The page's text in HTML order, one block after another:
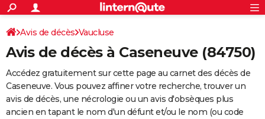
ACTUALITÉS
Politique
Société
Faits Divers
Education
Monde
Villes
+
SPORT
Coupe du monde 2026
Football
Tennis
Cyclisme
Rugby
Forum
Programme TV
TNT
Streaming
Cinéma
Sorties cinéma
Musique
+
FINANCE
Retraite
Impôts
Epargne
Immobilier
Risques naturels par ville
Banque
Assurance
Crédit
AUTO
Avis de décès Vaucluse
Avis de décès à Caseneuve (84750)
Accédez gratuitement sur cette page au carnet des décès de
Caseneuve. Vous pouvez affiner votre recherche, trouver un
avis de décès, une nécrologie ou un avis d'obsèques plus
ancien en tapant le nom d'un défunt et/ou le nom (ou code